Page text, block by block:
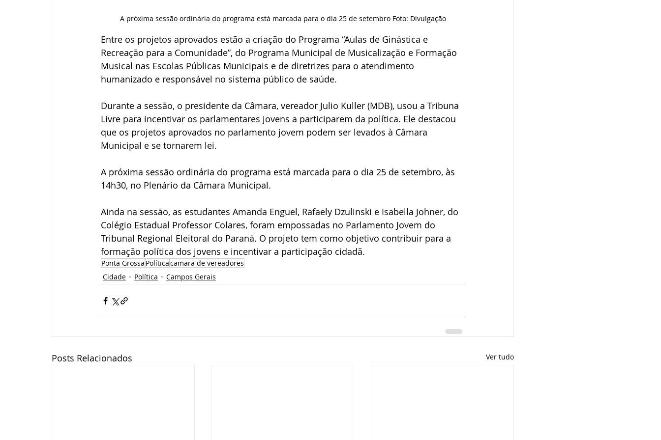
A próxima sessão ordinária do programa está marcada para o dia 25 de setembro Foto: Divulgação
Entre os projetos aprovados estão a criação do Programa “Aulas de Ginástica e
Recreação para a Comunidade”, do Programa Municipal de Musicalização e Formação
Musical nas Escolas Públicas Municipais e de diretrizes para o atendimento
humanizado e responsável no sistema público de saúde.
Durante a sessão, o presidente da Câmara, vereador Julio Kuller (MDB), usou a Tribuna
Livre para incentivar os parlamentares jovens a participarem da política. Ele destacou
que os projetos aprovados no parlamento jovem podem ser levados à Câmara
Municipal e se tornarem lei.
A próxima sessão ordinária do programa está marcada para o dia 25 de setembro, às
14h30, no Plenário da Câmara Municipal.
Ainda na sessão, as estudantes Amanda Enguel, Rafaely Dzulinski e Isabella Johner, do
Colégio Estadual Professor Colares, foram empossadas no Parlamento Jovem do
Tribunal Regional Eleitoral do Paraná. O projeto tem como objetivo contribuir para a
formação política dos jovens e incentivar a participação cidadã.
Ponta Grossa Políticacamara de vereadores
Cidade
Política Campos Gerais
Posts Relacionados Ver tudo